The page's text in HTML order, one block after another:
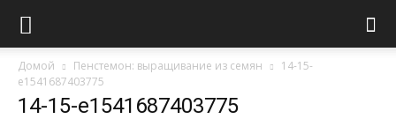
Домой Пенстемон: выращивание из семян
14-15-
e1541687403775
14-15-e1541687403775